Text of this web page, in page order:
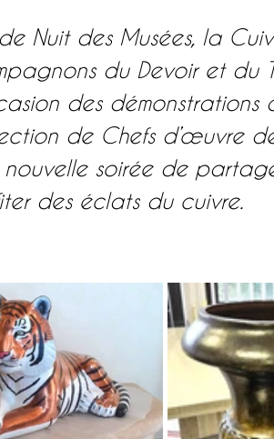
Nuit des Musées, la
du Devoir et du
des démonstrations
de Chefs d’œuvre
nouvelle soirée de
des éclats du cuivre.